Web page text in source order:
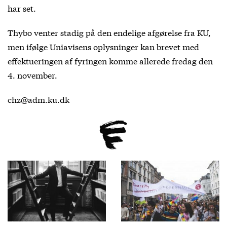
har set.
Thybo venter stadig på den endelige afgørelse fra KU,
men ifølge Uniavisens oplysninger kan brevet med
effektueringen af fyringen komme allerede fredag den
4. november.
chz@adm.ku.dk